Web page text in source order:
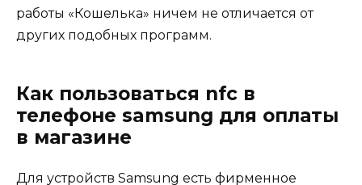
работы «Кошелька» ничем не отличается от
других подобных программ.
Как пользоваться nfc в
телефоне samsung для оплаты
в магазине
Для устройств Samsung есть фирменное